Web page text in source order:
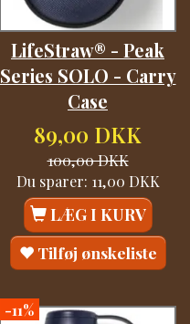
LifeStraw® - Peak
Series SOLO - Carry
Case
89,00 DKK
100,00 DKK
Du sparer: 11,00 DKK
LÆG I KURV
Tilføj ønskeliste
-11%